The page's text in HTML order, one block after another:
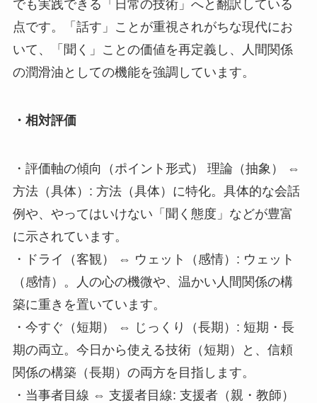
でも実践できる「日常の技術」へと翻訳している
点です。「話す」ことが重視されがちな現代にお
いて、「聞く」ことの価値を再定義し、人間関係
の潤滑油としての機能を強調しています。
・相対評価
・評価軸の傾向（ポイント形式） 理論（抽象） ⇔
方法（具体）: 方法（具体）に特化。具体的な会話
例や、やってはいけない「聞く態度」などが豊富
に示されています。
・ドライ（客観） ⇔ ウェット（感情）: ウェット
（感情）。人の心の機微や、温かい人間関係の構
築に重きを置いています。
・今すぐ（短期） ⇔ じっくり（長期）: 短期・長
期の両立。今日から使える技術（短期）と、信頼
関係の構築（長期）の両方を目指します。
・当事者目線 ⇔ 支援者目線: 支援者（親・教師）